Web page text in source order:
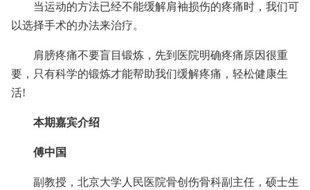
当运动的方法已经不能缓解肩袖损伤的疼痛时，我们可
以选择手术的办法来治疗。
肩膀疼痛不要盲目锻炼，先到医院明确疼痛原因很重
要，只有科学的锻炼才能帮助我们缓解疼痛，轻松健康生
活!
本期嘉宾介绍
傅中国
副教授，北京大学人民医院骨创伤骨科副主任，硕士生